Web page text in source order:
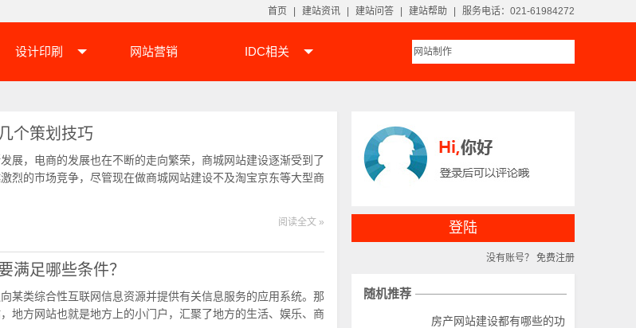
首页 建站资讯 建站问答 建站帮助 服务电话：021-61984272
设计印刷 网站营销 IDC相关
个策划技巧
展，电商的发展也在不断的走向繁荣，商城网站建设逐渐受到了
烈的市场竞争，尽管现在做商城网站建设不及淘宝京东等大型商
阅读全文 »
满足哪些条件？
某类综合性互联网信息资源并提供有关信息服务的应用系统。那
地方网站也就是地方上的小门户，汇聚了地方的生活、娱乐、商
登陆
没有账号？ 免费注册
随机推荐
房产网站建设都有哪些的功